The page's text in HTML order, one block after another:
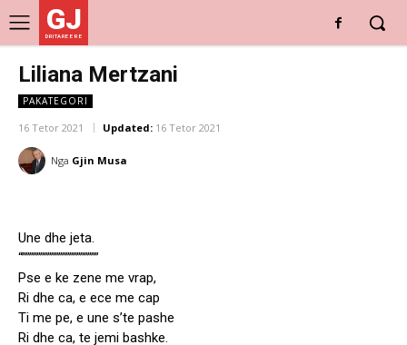
GJ
DRITARE E RE
Liliana Mertzani
PAKATEGORI
16 Tetor 2021 Updated: 16 Tetor 2021
Nga Gjin Musa
Une dhe jeta.
“”””””””””””””””””””””
Pse e ke zene me vrap,
Ri dhe ca, e ece me cap
Ti me pe, e une s’te pashe
Ri dhe ca, te jemi bashke.